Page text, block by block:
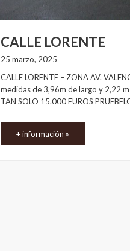
CALLE LORENTE
25 marzo, 2025
CALLE LORENTE – ZONA AV.
medidas de 3,96m de largo y 2,22
TAN SOLO 15.000 EUROS
+ información »